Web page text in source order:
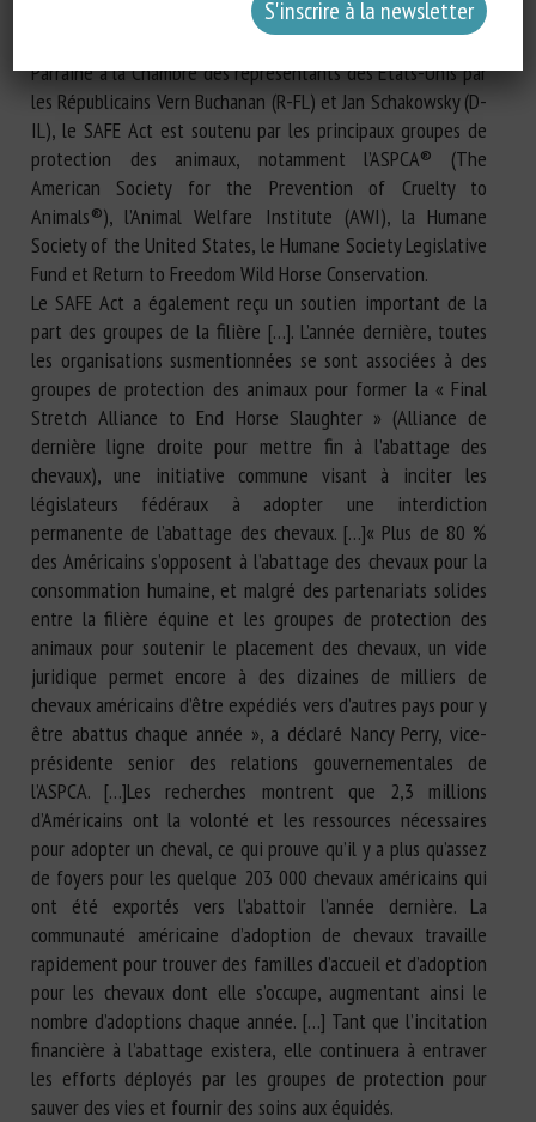
commercial des chevaux aux États-Unis et mettre fin à leur
exportation à cette fin à l’étranger.
Parrainé à la Chambre des représentants des États-Unis par
les Républicains Vern Buchanan (R-FL) et Jan Schakowsky (D-
IL), le SAFE Act est soutenu par les principaux groupes de
protection des animaux, notamment l’ASPCA® (The
American Society for the Prevention of Cruelty to
Animals®), l’Animal Welfare Institute (AWI), la Humane
Society of the United States, le Humane Society Legislative
Fund et Return to Freedom Wild Horse Conservation.
Le SAFE Act a également reçu un soutien important de la
part des groupes de la filière […]. L’année dernière, toutes
les organisations susmentionnées se sont associées à des
groupes de protection des animaux pour former la « Final
Stretch Alliance to End Horse Slaughter » (Alliance de
dernière ligne droite pour mettre fin à l’abattage des
chevaux), une initiative commune visant à inciter les
législateurs fédéraux à adopter une interdiction
permanente de l’abattage des chevaux. […]« Plus de 80 %
des Américains s’opposent à l’abattage des chevaux pour la
consommation humaine, et malgré des partenariats solides
entre la filière équine et les groupes de protection des
animaux pour soutenir le placement des chevaux, un vide
juridique permet encore à des dizaines de milliers de
chevaux américains d’être expédiés vers d’autres pays pour y
être abattus chaque année », a déclaré Nancy Perry, vice-
présidente senior des relations gouvernementales de
l’ASPCA. […]Les recherches montrent que 2,3 millions
d’Américains ont la volonté et les ressources nécessaires
pour adopter un cheval, ce qui prouve qu’il y a plus qu’assez
de foyers pour les quelque 203 000 chevaux américains qui
ont été exportés vers l’abattoir l’année dernière. La
communauté américaine d’adoption de chevaux travaille
rapidement pour trouver des familles d’accueil et d’adoption
pour les chevaux dont elle s’occupe, augmentant ainsi le
nombre d’adoptions chaque année. […] Tant que l’incitation
financière à l’abattage existera, elle continuera à entraver
les efforts déployés par les groupes de protection pour
sauver des vies et fournir des soins aux équidés.